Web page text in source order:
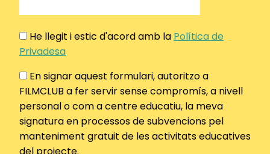
He llegit i estic d'acord amb la Política de
Privadesa
En signar aquest formulari, autoritzo a
FILMCLUB a fer servir sense compromís, a nivell
personal o com a centre educatiu, la meva
signatura en processos de subvencions pel
manteniment gratuit de les activitats educatives
del projecte.